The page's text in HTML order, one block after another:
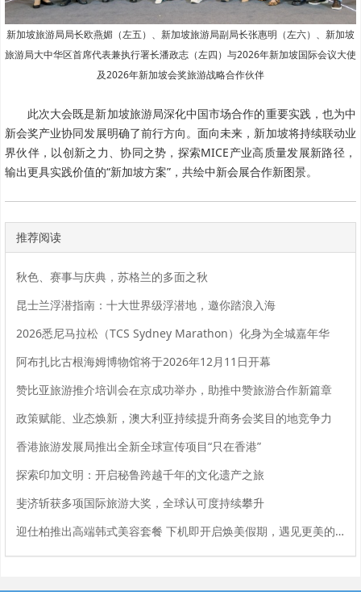
新加坡旅游局局长欧燕媚（左五）、新加坡旅游局副局长张惠明（左六）、 新加坡
旅游局大中华区首席代表兼执行署长潘政志（左四）与2026年新加坡国际会议大使
及2026年新加坡会奖旅游战略合作伙伴
此次大会既是新加坡旅游局深化中国市场合作的重要实践，也为中
新会奖产业协同发展明确了前行方向。面向未来，新加坡将持续联动业
界伙伴，以创新之力、协同之势，探索MICE产业高质量发展新路径，
输出更具实践价值的“新加坡方案”，共绘中新会展合作新图景。
推荐阅读
秋色、赛事与庆典，苏格兰的多面之秋
昆士兰浮潜指南：十大世界级浮潜地，邀你踏浪入海
2026悉尼马拉松（TCS Sydney Marathon）化身为全城嘉年华
阿布扎比古根海姆博物馆将于2026年12月11日开幕
赞比亚旅游推介培训会在京成功举办，助推中赞旅游合作新篇章
政策赋能、业态焕新，澳大利亚持续提升商务会奖目的地竞争力
香港旅游发展局推出全新全球宣传项目“只在香港”
探索印加文明：开启秘鲁跨越千年的文化遗产之旅
斐济斩获多项国际旅游大奖，全球认可度持续攀升
迎仕柏推出高端韩式美容套餐 下机即开启焕美假期，遇见更美的自己